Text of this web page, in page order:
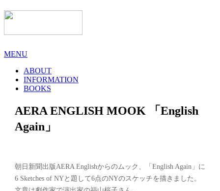
MENU
ABOUT
INFORMATION
BOOKS
AERA ENGLISH MOOK 「English
Again」
朝日新聞出版AERA Englishからのムック、「English Again」に
6 Sketches of NYと題して6点のNYのスケッチを描きました。